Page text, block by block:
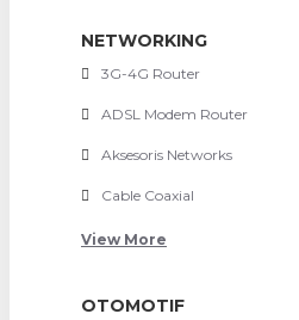
NETWORKING
3G-4G Router
ADSL Modem Router
Aksesoris Networks
Cable Coaxial
View More
OTOMOTIF